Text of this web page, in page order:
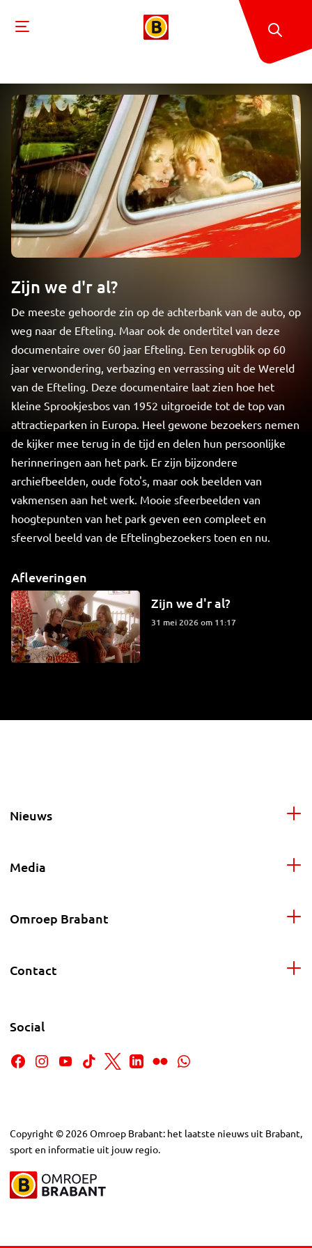
Zijn we d'r al?
De meeste gehoorde zin op de achterbank van de auto, op
weg naar de Efteling. Maar ook de ondertitel van deze
documentaire over 60 jaar Efteling. Een terugblik op 60
jaar verwondering, verbazing en verrassing uit de Wereld
van de Efteling. Deze documentaire laat zien hoe het
kleine Sprookjesbos van 1952 uitgroeide tot de top van
attractieparken in Europa. Heel gewone bezoekers nemen
de kijker mee terug in de tijd en delen hun persoonlijke
herinneringen aan het park. Er zijn bijzondere
archiefbeelden, oude foto's, maar ook beelden van
vakmensen aan het werk. Mooie sfeerbeelden van
hoogtepunten van het park geven een compleet en
sfeervol beeld van de Eftelingbezoekers toen en nu.
Afleveringen
Zijn we d'r al?
31 mei 2026 om 11:17
Nieuws
Media
Omroep Brabant
Contact
Social
Copyright © 2026Omroep Brabant: het laatste nieuws uit Brabant,
sport en informatie uit jouw regio.